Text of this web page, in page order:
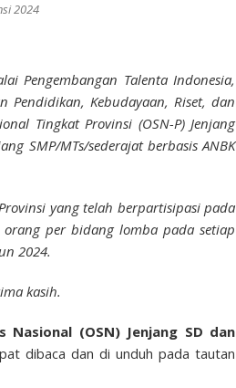
2024
Pengembangan Talenta Indonesia,
Pendidikan, Kebudayaan, Riset, dan
Tingkat Provinsi (OSN-P) Jenjang
SMP/MTs/sederajat berbasis ANBK
yang telah berpartisipasi pada
per bidang lomba pada setiap
2024.
kasih.
Nasional (OSN) Jenjang SD dan
dibaca dan di unduh pada tautan